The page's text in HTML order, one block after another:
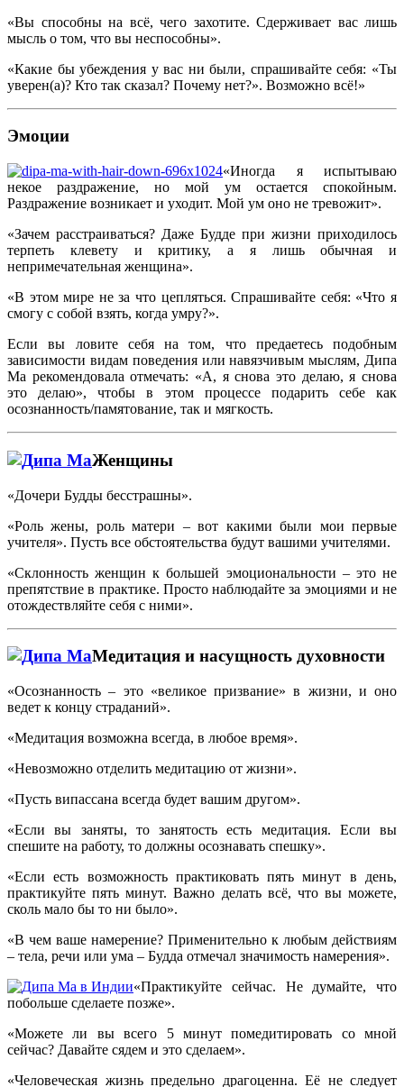
«Вы способны на всё, чего захотите. Сдерживает вас лишь
мысль о том, что вы неспособны».
«Какие бы убеждения у вас ни были, спрашивайте себя: «Ты
уверен(а)? Кто так сказал? Почему нет?». Возможно всё!»
Эмоции
«Иногда я испытываю
некое раздражение, но мой ум остается спокойным.
Раздражение возникает и уходит. Мой ум оно не тревожит».
«Зачем расстраиваться? Даже Будде при жизни приходилось
терпеть клевету и критику, а я лишь обычная и
непримечательная женщина».
«В этом мире не за что цепляться. Спрашивайте себя: «Что я
смогу с собой взять, когда умру?».
Если вы ловите себя на том, что предаетесь подобным
зависимости видам поведения или навязчивым мыслям, Дипа
Ма рекомендовала отмечать: «А, я снова это делаю, я снова
это делаю», чтобы в этом процессе подарить себе как
осознанность/памятование, так и мягкость.
Женщины
«Дочери Будды бесстрашны».
«Роль жены, роль матери – вот какими были мои первые
учителя». Пусть все обстоятельства будут вашими учителями.
«Склонность женщин к большей эмоциональности – это не
препятствие в практике. Просто наблюдайте за эмоциями и не
отождествляйте себя с ними».
Медитация и насущность духовности
«Осознанность – это «великое призвание» в жизни, и оно
ведет к концу страданий».
«Медитация возможна всегда, в любое время».
«Невозможно отделить медитацию от жизни».
«Пусть випассана всегда будет вашим другом».
«Если вы заняты, то занятость есть медитация. Если вы
спешите на работу, то должны осознавать спешку».
«Если есть возможность практиковать пять минут в день,
практикуйте пять минут. Важно делать всё, что вы можете,
сколь мало бы то ни было».
«В чем ваше намерение? Применительно к любым действиям
– тела, речи или ума – Будда отмечал значимость намерения».
«Практикуйте сейчас. Не думайте, что
побольше сделаете позже».
«Можете ли вы всего 5 минут помедитировать со мной
сейчас? Давайте сядем и это сделаем».
«Человеческая жизнь предельно драгоценна. Её не следует